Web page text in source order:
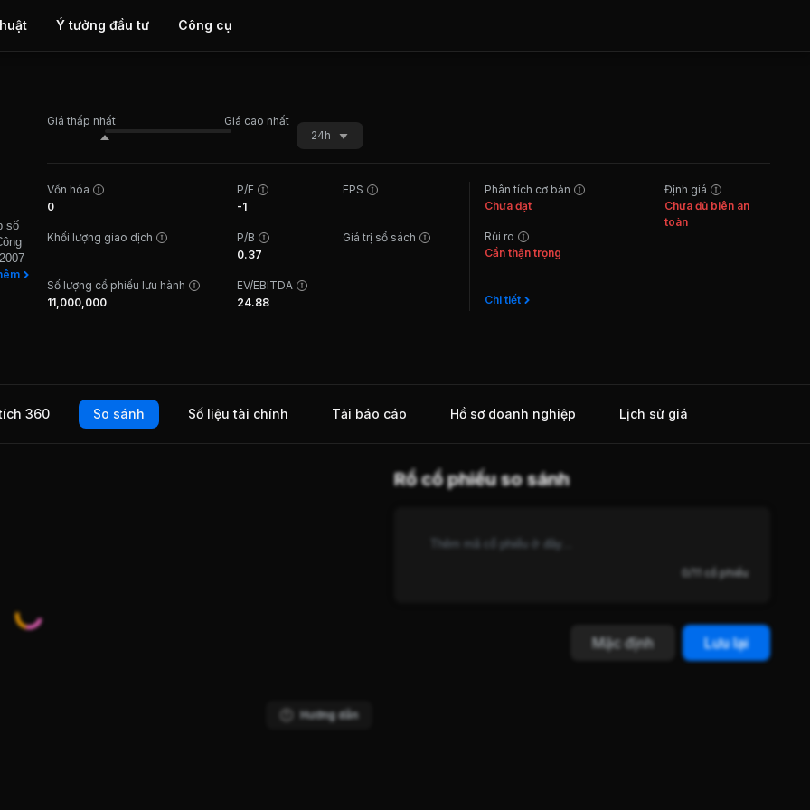
Ý tưởng đầu tư Công cụ
số
như
Giá thấp nhất
Giá cao nhất
24h
Vốn hóa
0
P/E
-1
EPS
Khối lượng giao dịch
P/B
0.37
Giá trị sổ sách
Số lượng cổ phiếu lưu hành
11,000,000
EV/EBITDA
24.88
Phân tích cơ bản
Chưa đạt
Rủi ro
Cần thận trọng
Chi tiết
Định giá
Chưa đủ biên an
toàn
360 So sánh Số liệu tài chính Tải báo cáo Hồ sơ doanh nghiệp Lịch sử giá
Hướng dẫn
Rổ cổ phiếu so sánh
0/11 cổ phiếu
Mặc định Lưu lại